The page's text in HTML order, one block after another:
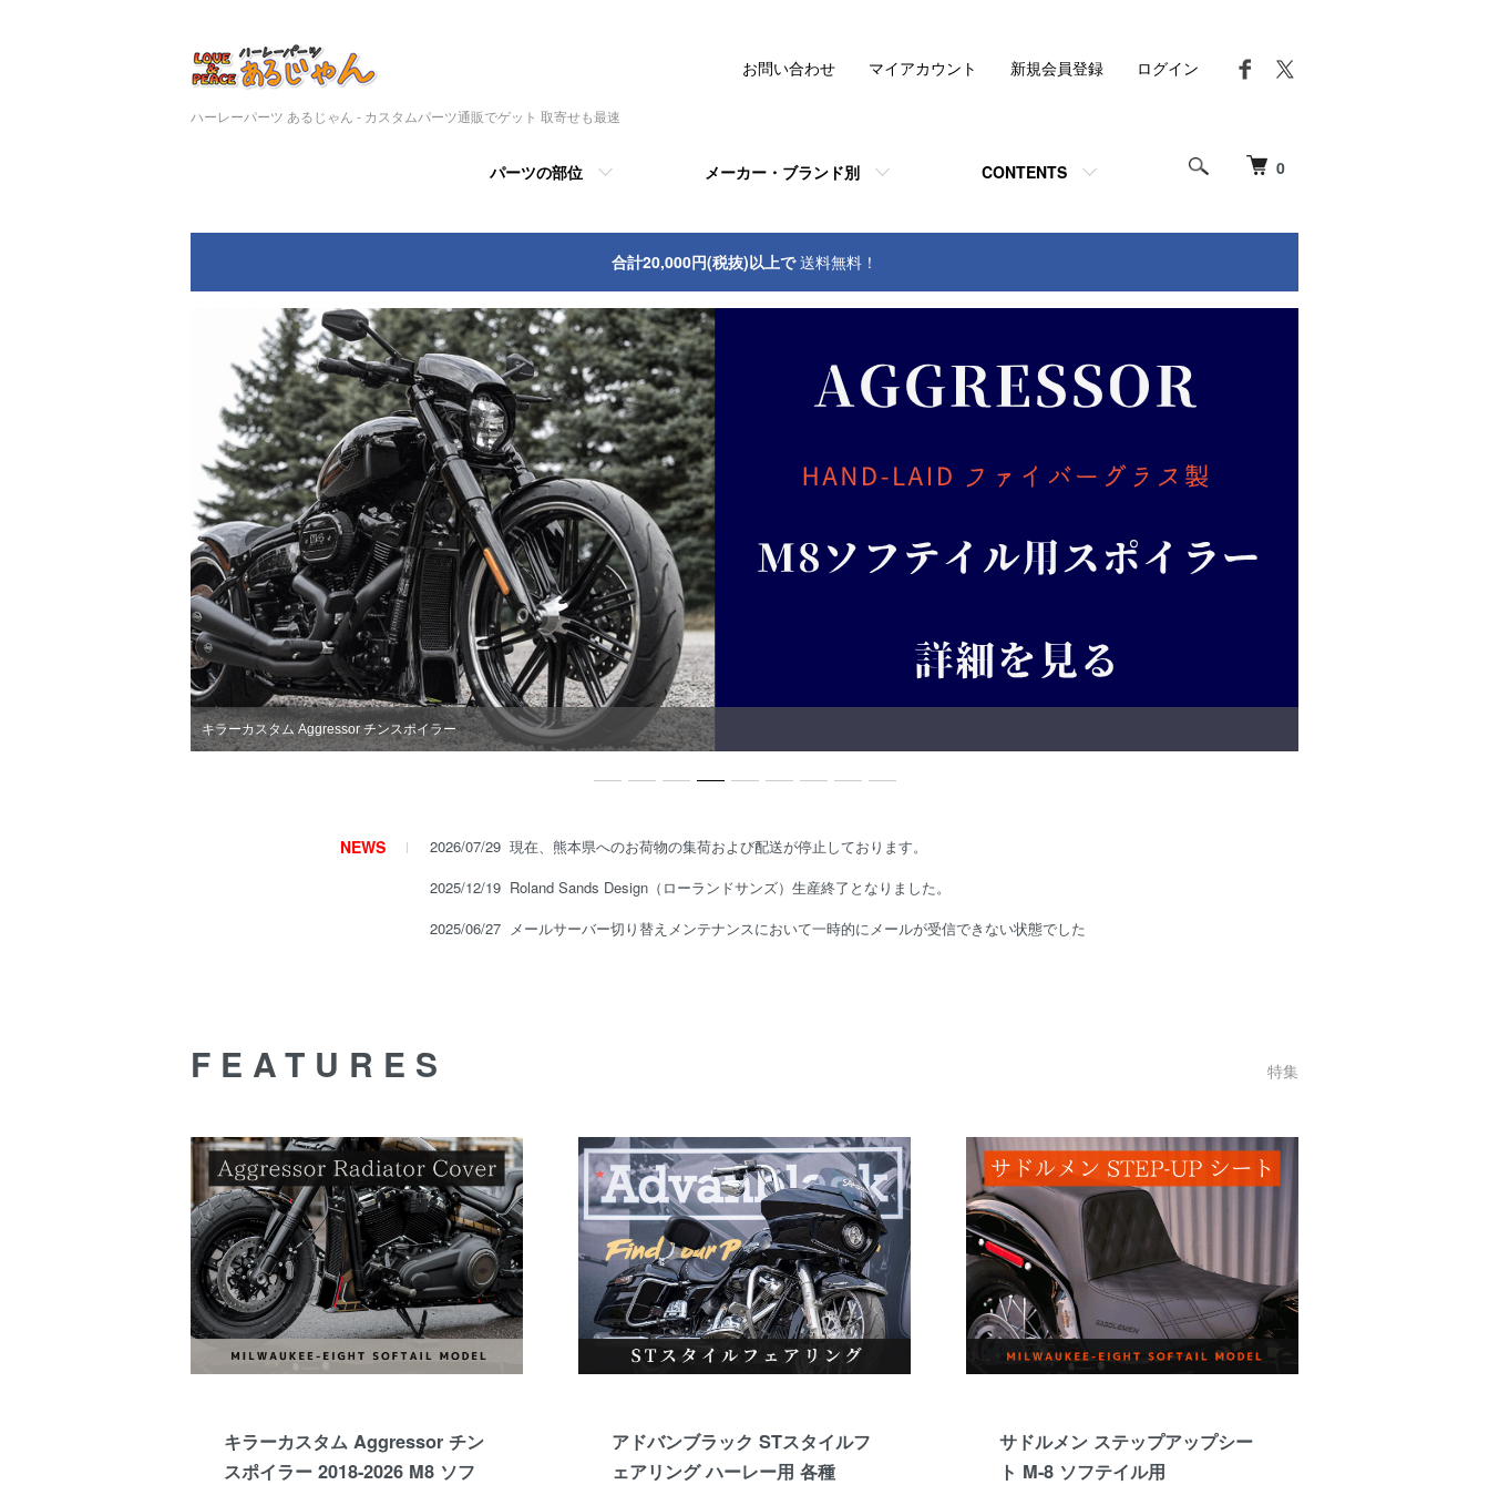
ハーレーパーツ あるじゃん - カスタムパーツ通販でゲット 取寄せも最速
0
パーツの部位 メーカー・ブランド別 CONTENTS
お問い合わせ マイアカウント 新規会員登録 ログイン
合計20,000円(税抜)以上で送料無料！
キラーカスタム Aggressor チンスポイラー
そのハーレーを、STスタイルへ。
NEWS 2026/07/29 現在、熊本県へのお荷物の集荷および配送が停止しております。
2025/12/19 Roland Sands Design（ローランドサンズ）生産終了となりました。
2025/06/27 メールサーバー切り替えメンテナンスにおいて一時的にメールが受信できない状態でした
FEATURES 特集
キラーカスタム Aggressor チン
スポイラー 2018-2026 M8 ソフ
アドバンブラック STスタイルフ
ェアリング ハーレー用 各種
サドルメン ステップアップシー
ト M-8 ソフテイル用